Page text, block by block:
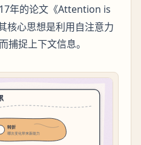
年的论文《Attention is
核心思想是利用自注意力
捕捉上下文信息。